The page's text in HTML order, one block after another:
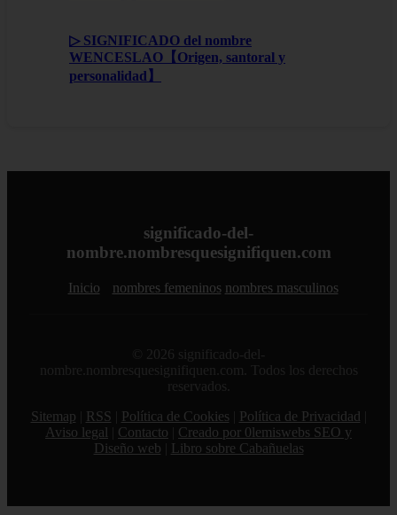
▷ SIGNIFICADO del nombre
WENCESLAO【Origen, santoral y
personalidad】
significado-del-
nombre.nombresquesignifiquen.com
Inicio nombres femeninos nombres masculinos
© 2026 significado-del-
nombre.nombresquesignifiquen.com. Todos los derechos
reservados.
Sitemap
RSS Política de Cookies Política de Privacidad
Aviso legal
Contacto
Creado por 0lemiswebs SEO y
Diseño web
Libro sobre Cabañuelas